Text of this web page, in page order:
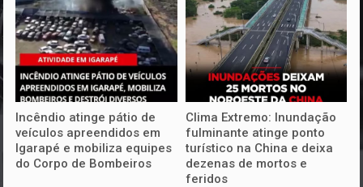
Incêndio atinge pátio de
veículos apreendidos em
Igarapé e mobiliza equipes
do Corpo de Bombeiros
Clima Extremo: Inundação
fulminante atinge ponto
turístico na China e deixa
dezenas de mortos e
feridos